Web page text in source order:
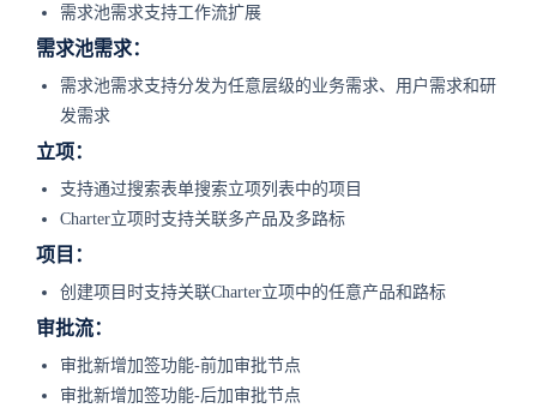
需求池需求支持工作流扩展
需求池需求：
需求池需求支持分发为任意层级的业务需求、用户需求和研
发需求
立项：
支持通过搜索表单搜索立项列表中的项目
Charter立项时支持关联多产品及多路标
项目：
创建项目时支持关联Charter立项中的任意产品和路标
审批流：
审批新增加签功能-前加审批节点
审批新增加签功能-后加审批节点